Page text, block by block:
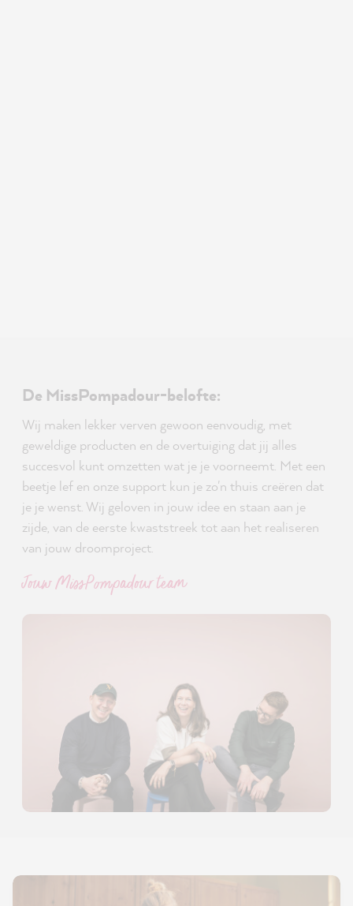
De MissPompadour-belofte:
Wij maken lekker verven gewoon eenvoudig, met
geweldige producten en de overtuiging dat jij alles
succesvol kunt omzetten wat je je voorneemt. Met een
beetje lef en onze support kun je zo'n thuis creëren dat
je je wenst. Wij geloven in jouw idee en staan aan je
zijde, van de eerste kwaststreek tot aan het realiseren
van jouw droomproject.
Jouw MissPompadour team